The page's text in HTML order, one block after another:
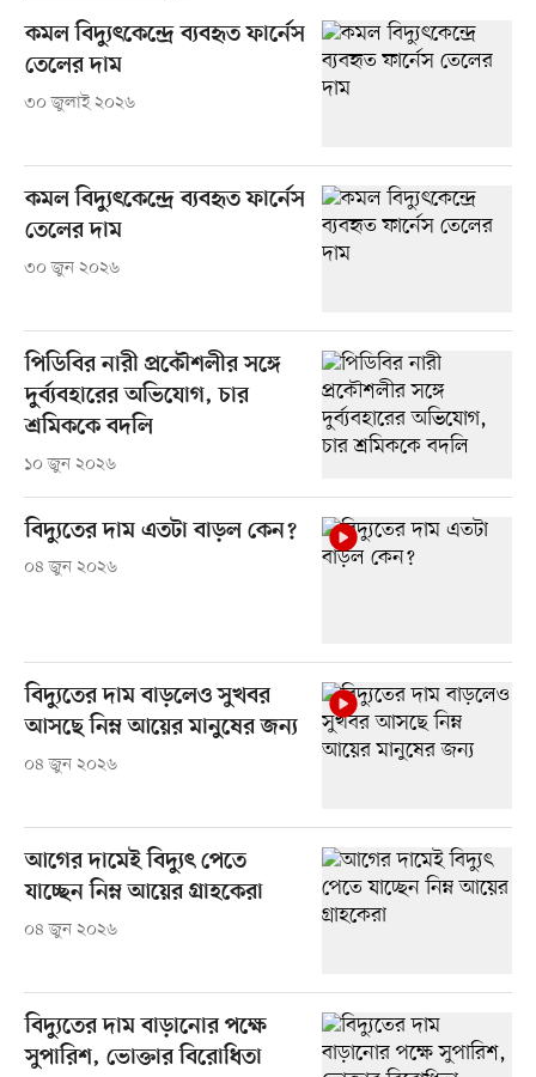
কমল বিদ্যুৎকেন্দ্রে ব্যবহৃত ফার্নেস
তেলের দাম
৩০ জুলাই ২০২৬
কমল বিদ্যুৎকেন্দ্রে ব্যবহৃত ফার্নেস
তেলের দাম
৩০ জুন ২০২৬
পিডিবির নারী প্রকৌশলীর সঙ্গে
দুর্ব্যবহারের অভিযোগ, চার
শ্রমিককে বদলি
১০ জুন ২০২৬
বিদ্যুতের দাম এতটা বাড়ল কেন?
০৪ জুন ২০২৬
বিদ্যুতের দাম বাড়লেও সুখবর
আসছে নিম্ন আয়ের মানুষের জন্য
০৪ জুন ২০২৬
আগের দামেই বিদ্যুৎ পেতে
যাচ্ছেন নিম্ন আয়ের গ্রাহকেরা
০৪ জুন ২০২৬
বিদ্যুতের দাম বাড়ানোর পক্ষে
সুপারিশ, ভোক্তার বিরোধিতা